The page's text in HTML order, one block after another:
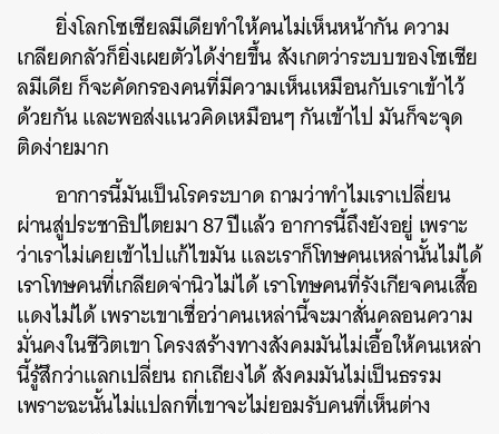
ยิ่งโลกโซเชียลมีเดียทำให้คนไม่เห็นหน้ากัน ความ
เกลียดกลัวก็ยิ่งเผยตัวได้ง่ายขึ้น สังเกตว่าระบบของโซเชีย
ลมีเดีย ก็จะคัดกรองคนที่มีความเห็นเหมือนกับเราเข้าไว้
ด้วยกัน และพอส่งแนวคิดเหมือนๆ กันเข้าไป มันก็จะจุด
ติดง่ายมาก
อาการนี้มันเป็นโรคระบาด ถามว่าทำไมเราเปลี่ยน
ผ่านสู่ประชาธิปไตยมา 87 ปีแล้ว อาการนี้ถึงยังอยู่ เพราะ
ว่าเราไม่เคยเข้าไปแก้ไขมัน และเราก็โทษคนเหล่านั้นไม่ได้
เราโทษคนที่เกลียดจ่านิวไม่ได้ เราโทษคนที่รังเกียจคนเสื้อ
แดงไม่ได้ เพราะเขาเชื่อว่าคนเหล่านี้จะมาสั่นคลอนความ
มั่นคงในชีวิตเขา โครงสร้างทางสังคมมันไม่เอื้อให้คนเหล่า
นี้รู้สึกว่าแลกเปลี่ยน ถกเถียงได้ สังคมมันไม่เป็นธรรม
เพราะฉะนั้นไม่แปลกที่เขาจะไม่ยอมรับคนที่เห็นต่าง